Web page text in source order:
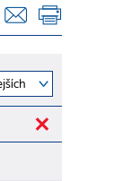
Registrovať